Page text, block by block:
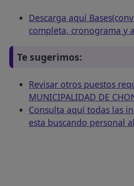
Descarga aquí
completa, cronograma y
Te sugerimos:
Revisar otros puestos
MUNICIPALIDAD DE
Consulta aquí todas las
esta buscando personal